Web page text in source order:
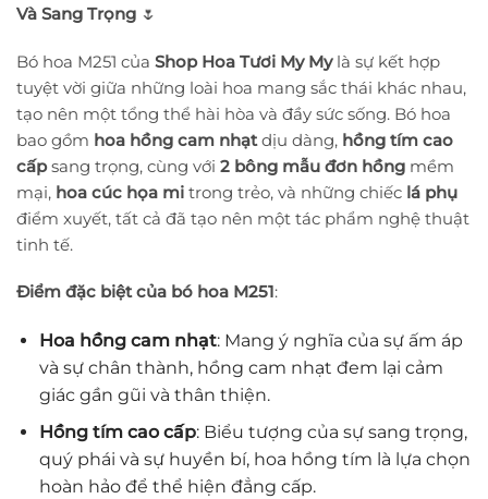
Và Sang Trọng 🌷
Bó hoa M251 của Shop Hoa Tươi My Mylà sự kết hợp
tuyệt vời giữa những loài hoa mang sắc thái khác nhau,
tạo nên một tổng thể hài hòa và đầy sức sống. Bó hoa
bao gồm hoa hồng cam nhạtdịu dàng, hồng tím cao
cấpsang trọng, cùng với 2 bông mẫu đơn hồng mềm
mại, hoa cúc họa mi trong trẻo, và những chiếc lá phụ
điểm xuyết, tất cả đã tạo nên một tác phẩm nghệ thuật
tinh tế.
Điểm đặc biệt của bó hoa M251:
Hoa hồng cam nhạt: Mang ý nghĩa của sự ấm áp
và sự chân thành, hồng cam nhạt đem lại cảm
giác gần gũi và thân thiện.
Hồng tím cao cấp: Biểu tượng của sự sang trọng,
quý phái và sự huyền bí, hoa hồng tím là lựa chọn
hoàn hảo để thể hiện đẳng cấp.